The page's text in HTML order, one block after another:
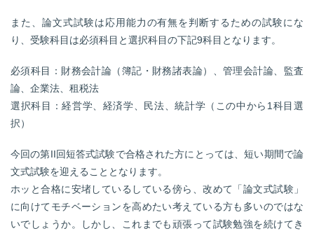
また、論文式試験は応用能力の有無を判断するための試験にな
り、受験科目は必須科目と選択科目の下記9科目となります。
必須科目：財務会計論（簿記・財務諸表論）、管理会計論、監査
論、企業法、租税法
選択科目：経営学、経済学、民法、統計学（この中から1科目選
択）
今回の第II回短答式試験で合格された方にとっては、短い期間で論
文式試験を迎えることとなります。
ホッと合格に安堵しているしている傍ら、改めて「論文式試験」
に向けてモチベーションを高めたい考えている方も多いのではな
いでしょうか。しかし、これまでも頑張って試験勉強を続けてき